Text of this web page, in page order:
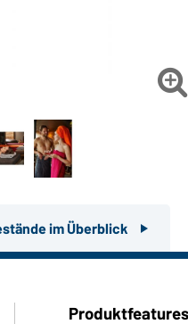

im Überblick
Produktfeatures